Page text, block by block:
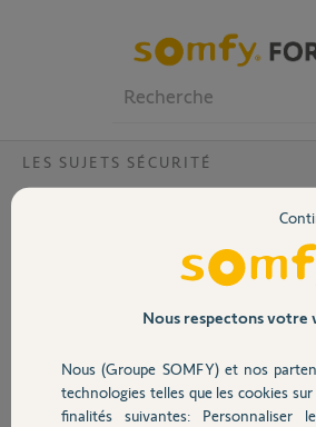
Volet
Sécurité
LES SUJETS SÉCURITÉ
Bonjour, j aimerais savoir comment intégrer
portable de ma fille sachant qu'elle est
j'essaye de l'intégrer ça me marque "activer
smartphone" sauf que c'est bien activer et je
merci de votre aide. PS somfy one + 3tags+
anthony D.
il y a plus de 8 ans
Nous respectons votre
Nous (Groupe SOMFY) et nos
technologies telles que les cookies
finalités suivantes: Personnaliser